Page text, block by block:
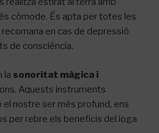
còmode. És apta per totes les
en cas de depressió
de consciència.
la sonoritat màgica i
Aquests instruments
nostre ser més profund, ens
per rebre els beneficis del ioga